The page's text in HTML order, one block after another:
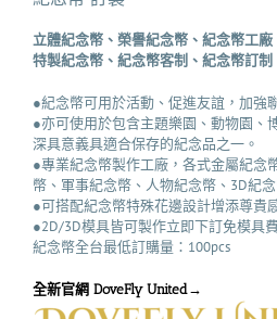
立體紀念幣、榮譽紀念幣、紀念幣工廠
特製紀念幣、紀念幣客制、紀念幣訂
●紀念幣可用於活動、促進友誼，加強
●亦可使用於包含主題樂園、動物園、
深具意義具適合保存的紀念品之一。
●專業紀念幣製作工廠，各式金屬紀念
幣、軍事紀念幣、人物紀念幣、3D紀
●可搭配紀念幣特殊花邊設計增添尊貴
●2D/3D模具皆可製作立即下訂免模具
紀念幣全台最低訂購量：100pcs
全新官網 DoveFly United→